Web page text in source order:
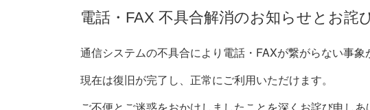
電話・FAX 不具合解消のお知らせとお詫
通信システムの不具合により電話・FAXが繋がらない事象
現在は復旧が完了し、正常にご利用いただけます。